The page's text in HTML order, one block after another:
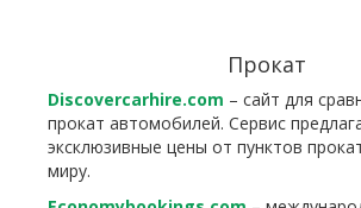
Прокат
Discovercarhire.com – сайт для
прокат автомобилей. Сервис
эксклюзивные цены от пунктов
миру.